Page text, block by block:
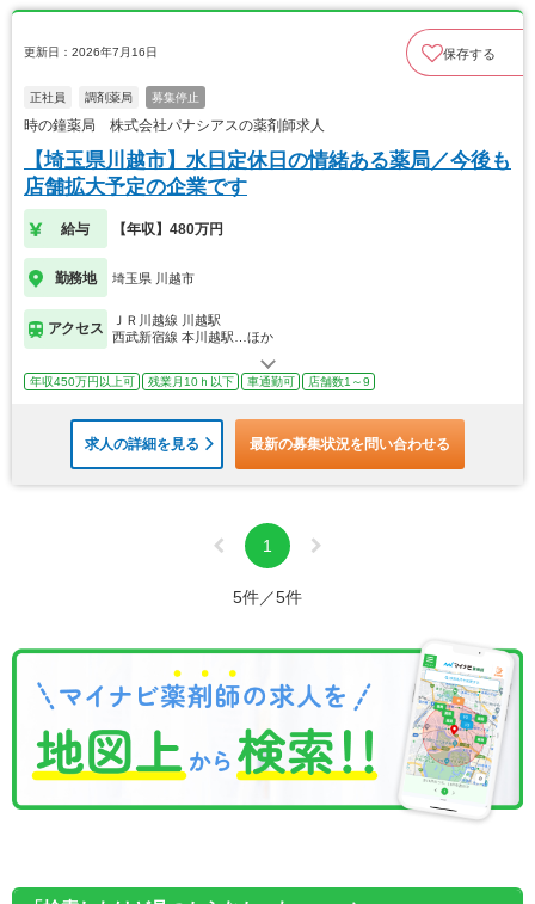
更新日：2026年7月16日 保存する
正社員 調剤薬局 募集停止
時の鐘薬局 株式会社パナシアスの薬剤師求人
【埼玉県川越市】水日定休日の情緒ある薬局／今後も
店舗拡大予定の企業です
給与 【年収】480万円
勤務地 埼玉県 川越市
アクセス
ＪＲ川越線 川越駅
西武新宿線 本川越駅…ほか
年収450万円以上可 残業月10ｈ以下 車通勤可 店舗数1～9
求人の詳細を見る 最新の募集状況を問い合わせる
1
5件／5件